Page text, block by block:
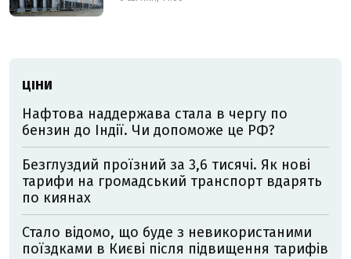
ЦІНИ
Нафтова наддержава стала в чергу по
бензин до Індії. Чи допоможе це РФ?
Безглуздий проїзний за 3,6 тисячі. Як нові
тарифи на громадський транспорт вдарять
по киянах
Стало відомо, що буде з невикористаними
поїздками в Києві після підвищення тарифів